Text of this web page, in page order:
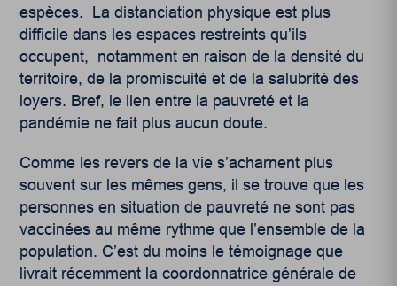
espèces. La distanciation physique est plus
difficile dans les espaces restreints qu’ils
occupent, notamment en raison de la densité du
territoire, de la promiscuité et de la salubrité des
loyers. Bref, le lien entre la pauvreté et la
pandémie ne fait plus aucun doute.
Comme les revers de la vie s’acharnent plus
souvent sur les mêmes gens, il se trouve que les
personnes en situation de pauvreté ne sont pas
vaccinées au même rythme que l’ensemble de la
population. C’est du moins le témoignage que
livrait récemment la coordonnatrice générale de